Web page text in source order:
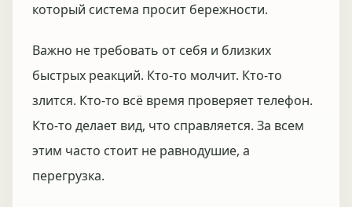
который система просит бережности.
Важно не требовать от себя и близких
быстрых реакций. Кто-то молчит. Кто-то
злится. Кто-то всё время проверяет телефон.
Кто-то делает вид, что справляется. За всем
этим часто стоит не равнодушие, а
перегрузка.